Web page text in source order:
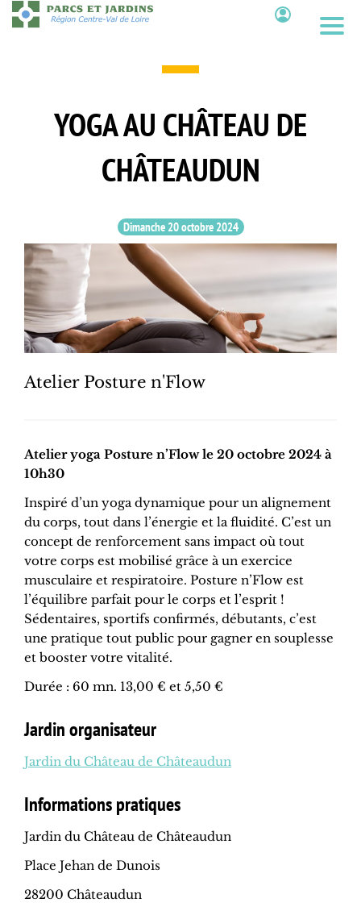
Aller
au
YOGA AU CHÂTEAU DE
CHÂTEAUDUN
Dimanche 20 octobre 2024
Atelier Posture n'Flow
Atelier yoga Posture n’Flow le 20 octobre 2024 à
10h30
Inspiré d’un yoga dynamique pour un alignement
du corps, tout dans l’énergie et la fluidité. C’est un
concept de renforcement sans impact où tout
votre corps est mobilisé grâce à un exercice
musculaire et respiratoire. Posture n’Flow est
l’équilibre parfait pour le corps et l’esprit !
Sédentaires, sportifs confirmés, débutants, c’est
une pratique tout public pour gagner en souplesse
et booster votre vitalité.
Durée : 60 mn. 13,00 € et 5,50 €
Jardin organisateur
Jardin du Château de Châteaudun
Informations pratiques
Jardin du Château de Châteaudun
Place Jehan de Dunois
28200 Châteaudun